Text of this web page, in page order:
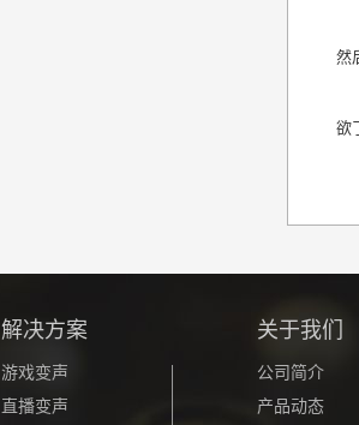
然
欲
解决方案
游戏变声
直播变声
关于我们
公司简介
产品动态